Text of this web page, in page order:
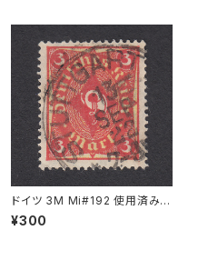
ドイツ 3M Mi#192 使用済み切
手｜STUTTGART 13.SEP.19
22
¥300